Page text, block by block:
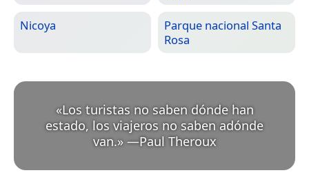
Nicoya
Parque nacional Santa
Rosa
«Los turistas no saben dónde han
estado, los viajeros no saben adónde
van.» —Paul Theroux